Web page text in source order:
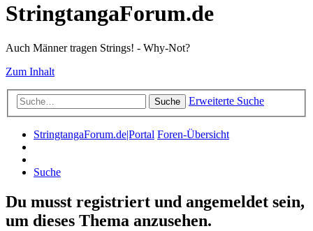
StringtangaForum.de
Auch Männer tragen Strings! - Why-Not?
Zum Inhalt
Suche Erweiterte Suche
StringtangaForum.de|Portal Foren-Übersicht
Suche
Du musst registriert und angemeldet sein,
um dieses Thema anzusehen.